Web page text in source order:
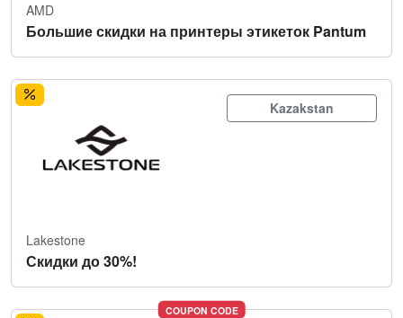
AMD
Большие скидки на принтеры этикеток Pantum
Kazakstan
Lakestone
Скидки до 30%!
COUPON CODE